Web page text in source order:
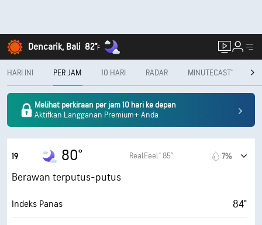
Dencarik, Bali 82°F
HARI INI PER JAM 10 HARI RADAR MINUTECAST®
Melihat perkiraan per jam 10 hari ke depan
Aktifkan Langganan Premium+ Anda
19 80° RealFeel® 85° 7%
Berawan terputus-putus
Indeks Panas 84°